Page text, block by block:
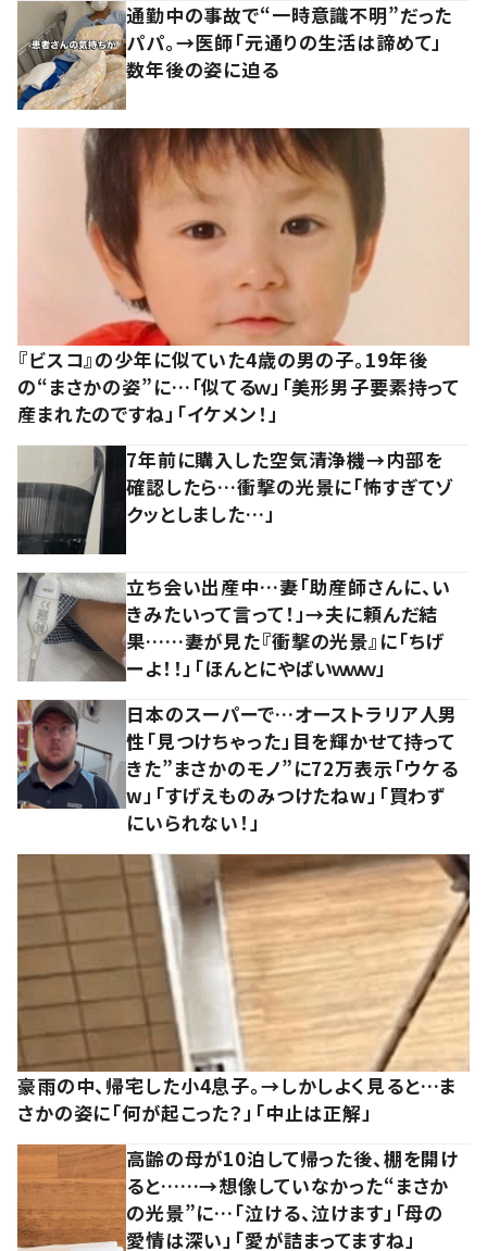
通勤中の事故で“一時意識不明”だった
パパ。→医師「元通りの生活は諦めて」
数年後の姿に迫る
『ビスコ』の少年に似ていた4歳の男の子。19年後
の“まさかの姿”に…「似てるｗ」「美形男子要素持って
産まれたのですね」「イケメン！」
7年前に購入した空気清浄機→内部を
確認したら…衝撃の光景に「怖すぎてゾ
クッとしました…」
立ち会い出産中…妻「助産師さんに、い
きみたいって言って！」→夫に頼んだ結
果……妻が見た『衝撃の光景』に「ちげ
ーよ！！」「ほんとにやばいｗｗｗ」
日本のスーパーで…オーストラリア人男
性「見つけちゃった」目を輝かせて持って
きた”まさかのモノ”に72万表示「ウケる
w」「すげえものみつけたねw」「買わず
にいられない！」
豪雨の中、帰宅した小4息子。→しかしよく見ると…ま
さかの姿に「何が起こった？」「中止は正解」
高齢の母が10泊して帰った後、棚を開け
ると……→想像していなかった“まさか
の光景”に…「泣ける、泣けます」「母の
愛情は深い」「愛が詰まってますね」